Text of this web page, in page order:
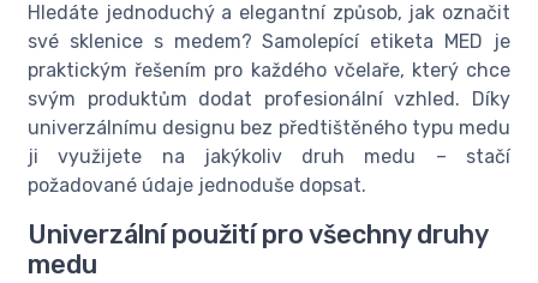
Hledáte jednoduchý a elegantní způsob, jak označit
své sklenice s medem? Samolepící etiketa MED je
praktickým řešením pro každého včelaře, který chce
svým produktům dodat profesionální vzhled. Díky
univerzálnímu designu bez předtištěného typu medu
ji využijete na jakýkoliv druh medu – stačí
požadované údaje jednoduše dopsat.
Univerzální použití pro všechny druhy
medu